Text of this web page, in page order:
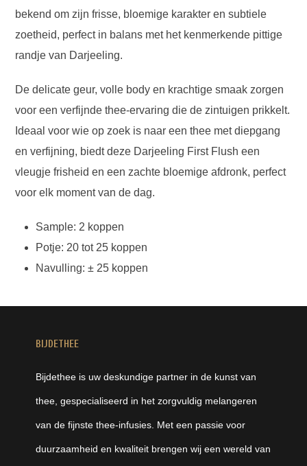
bekend om zijn frisse, bloemige karakter en subtiele
zoetheid, perfect in balans met het kenmerkende pittige
randje van Darjeeling.
De delicate geur, volle body en krachtige smaak zorgen
voor een verfijnde thee-ervaring die de zintuigen prikkelt.
Ideaal voor wie op zoek is naar een thee met diepgang
en verfijning, biedt deze Darjeeling First Flush een
vleugje frisheid en een zachte bloemige afdronk, perfect
voor elk moment van de dag.
Sample: 2 koppen
Potje: 20 tot 25 koppen
Navulling: ± 25 koppen
BIJDETHEE
Bijdethee is uw deskundige partner in de kunst van
thee, gespecialiseerd in het zorgvuldig melangeren
van de fijnste thee-infusies. Met een passie voor
duurzaamheid en kwaliteit brengen wij een wereld van